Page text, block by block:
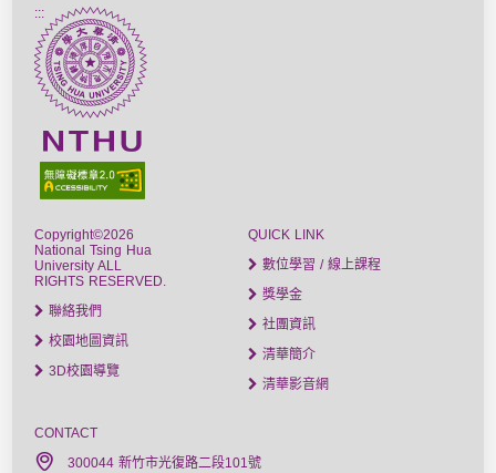
:::
Copyright©2026
National Tsing Hua
University ALL
RIGHTS RESERVED.
聯絡我們
校園地圖資訊
3D校園導覽
QUICK LINK
數位學習 / 線上課程
獎學金
社團資訊
清華簡介
清華影音網
CONTACT
300044 新竹市光復路二段101號